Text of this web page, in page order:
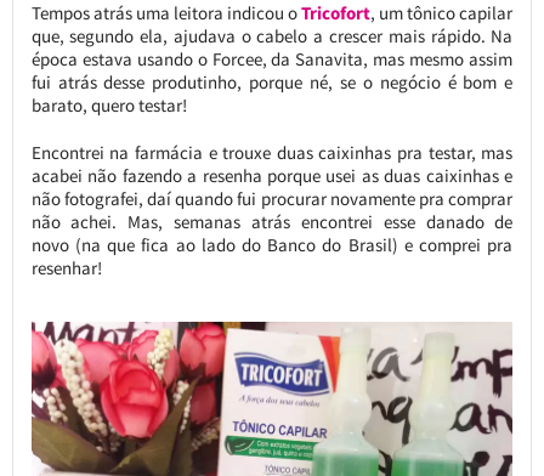
Tempos atrás uma leitora indicou oTricofort, um tônico capilar
que, segundo ela, ajudava o cabelo a crescer mais rápido. Na
época estava usando o Forcee, da Sanavita, mas mesmo assim
fui atrás desse produtinho, porque né, se o negócio é bom e
barato, quero testar!
Encontrei na farmácia e trouxe duas caixinhas pra testar, mas
acabei não fazendo a resenha porque usei as duas caixinhas e
não fotografei, daí quando fui procurar novamente pra comprar
não achei. Mas, semanas atrás encontrei esse danado de
novo (na que fica ao lado do Banco do Brasil) e comprei pra
resenhar!